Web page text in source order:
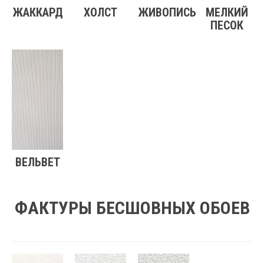
ЖАККАРД ХОЛСТ ЖИВОПИСЬ
МЕЛКИЙ
ПЕСОК
ВЕЛЬВЕТ
ФАКТУРЫ БЕСШОВНЫХ ОБОЕВ